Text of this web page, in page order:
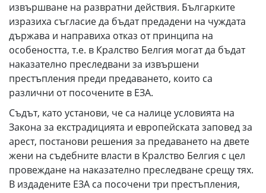
извършване на развратни действия. Българките
изразиха съгласие да бъдат предадени на чуждата
държава и направиха отказ от принципа на
особеността, т.е. в Кралство Белгия могат да бъдат
наказателно преследвани за извършени
престъпления преди предаването, които са
различни от посочените в ЕЗА.
Съдът, като установи, че са налице условията на
Закона за екстрадицията и европейската заповед за
арест, постанови решения за предаването на двете
жени на съдебните власти в Кралство Белгия с цел
провеждане на наказателно преследване срещу тях.
В издадените ЕЗА са посочени три престъпления,